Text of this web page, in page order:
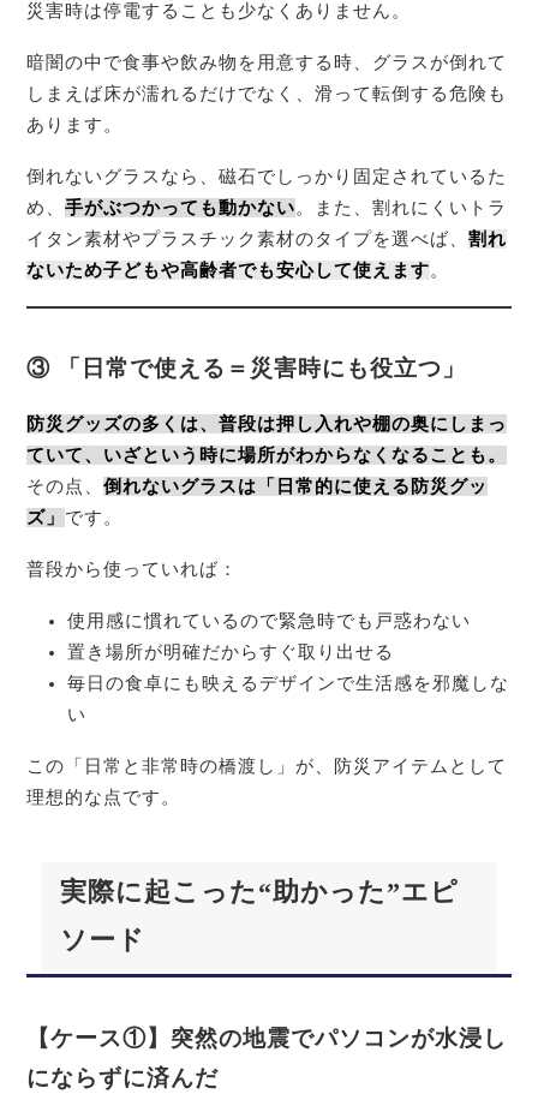
災害時は停電することも少なくありません。
暗闇の中で食事や飲み物を用意する時、グラスが倒れて
しまえば床が濡れるだけでなく、滑って転倒する危険も
あります。
倒れないグラスなら、磁石でしっかり固定されているた
め、手がぶつかっても動かない。また、割れにくいトラ
イタン素材やプラスチック素材のタイプを選べば、割れ
ないため子どもや高齢者でも安心して使えます。
③ 「日常で使える＝災害時にも役立つ」
防災グッズの多くは、普段は押し入れや棚の奥にしまっ
ていて、いざという時に場所がわからなくなることも。
その点、倒れないグラスは「日常的に使える防災グッ
ズ」 です。
普段から使っていれば：
使用感に慣れているので緊急時でも戸惑わない
置き場所が明確だからすぐ取り出せる
毎日の食卓にも映えるデザインで生活感を邪魔しな
い
この「日常と非常時の橋渡し」が、防災アイテムとして
理想的な点です。
実際に起こった“助かった”エピ
ソード
【ケース①】突然の地震でパソコンが水浸し
にならずに済んだ